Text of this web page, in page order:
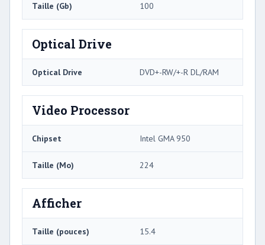
Taille (Gb) 100
Optical Drive
Optical Drive DVD+-RW/+-R DL/RAM
Video Processor
Chipset Intel GMA 950
Taille (Mo) 224
Afficher
Taille (pouces) 15.4